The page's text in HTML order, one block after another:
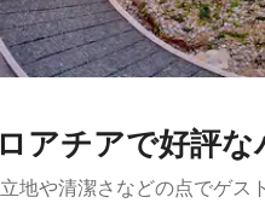
アチアで好評
立地や清潔さなどの点でゲス